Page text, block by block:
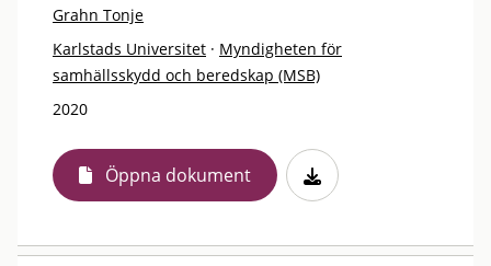
Grahn Tonje
Karlstads Universitet · Myndigheten för
samhällsskydd och beredskap (MSB)
2020
Öppna dokument